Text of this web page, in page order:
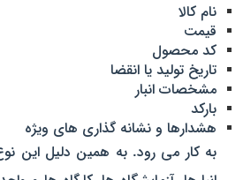
نام کالا
قیمت
کد محصول
تاریخ تولید یا انقضا
مشخصات انبار
بارکد
هشدارها و نشانه‌ گذاری‌ های ویژه
به کار می‌ رود. به همین دلیل این